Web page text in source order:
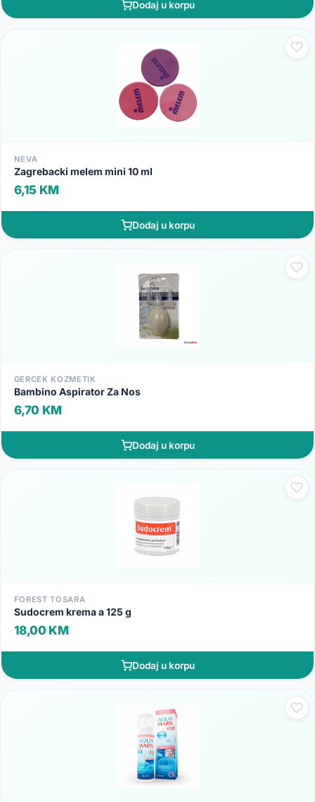
Dodaj u korpu
NEVA
Zagrebacki melem mini 10 ml
6,15 KM
Dodaj u korpu
GERCEK KOZMETIK
Bambino Aspirator Za Nos
6,70 KM
Dodaj u korpu
FOREST TOSARA
Sudocrem krema a 125 g
18,00 KM
Dodaj u korpu